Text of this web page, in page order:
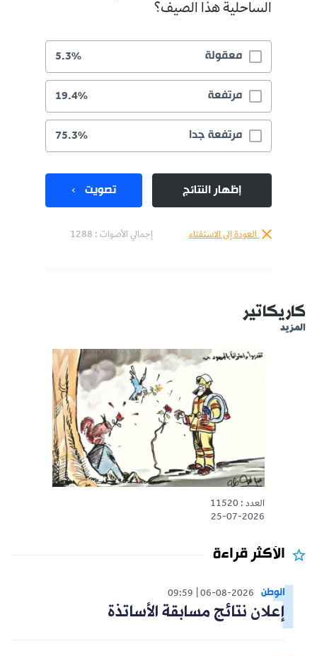
الساحلية هذا الصيف؟
معقولة 5.3%
مرتفعة 19.4%
مرتفعة جدا 75.3%
إظهار النتائج تصويت
العودة إلى الاستفتاء إجمالي الأصوات : 1288
كاريكاتير
المزيد
العدد : 11520
25-07-2026
الأكثر قراءة
الوطن 06-08-2026
09:59
إعلان نتائج مسابقة الأساتذة